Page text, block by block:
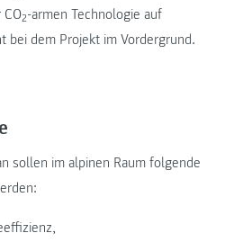
2-armen Technologie auf
bei dem Projekt im Vordergrund.
sollen im alpinen Raum folgende